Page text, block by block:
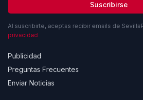
Suscribirse
Al suscribirte, aceptas recibir emails de
privacidad
Publicidad
Preguntas Frecuentes
Enviar Noticias